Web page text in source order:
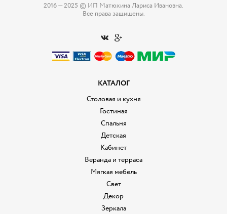
2016 — 2025 © ИП Матюхина Лариса Ивановна.
Все права защищены.
КАТАЛОГ
Столовая и кухня
Гостиная
Спальня
Детская
Кабинет
Веранда и терраса
Мягкая мебель
Свет
Декор
Зеркала